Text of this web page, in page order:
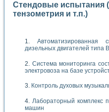
Стендовые испытания
тензометрия и т.п.)
Автоматизированная
дизельных двигателей типа
Система мониторинга
электровоза на базе
Контроль духовых
Лабораторный комплекс
машин